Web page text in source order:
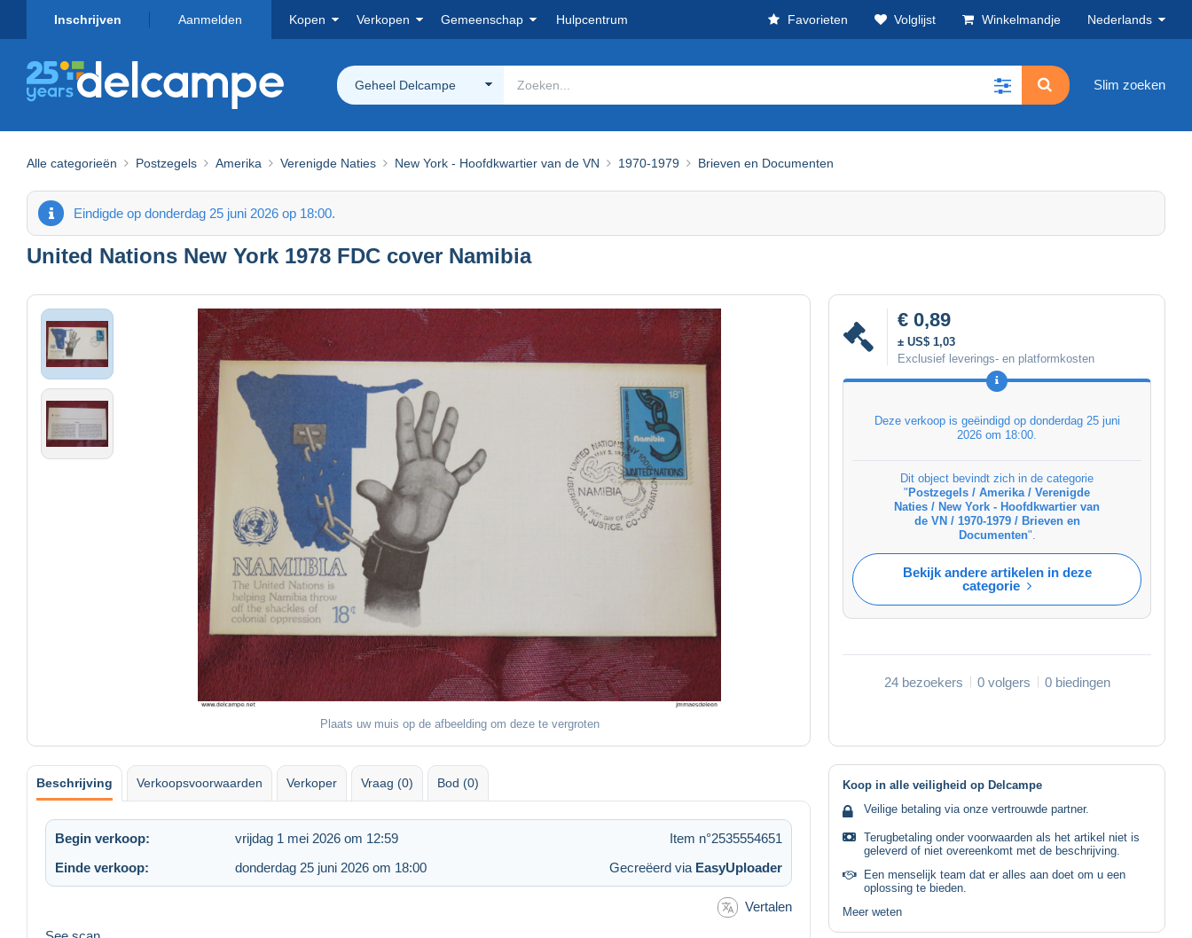
Inschrijven Aanmelden Kopen Verkopen Gemeenschap Hulpcentrum Favorieten Volglijst Winkelmandje Nederlands
Geheel Delcampe Slim zoeken
Alle categorieën Postzegels Amerika Verenigde Naties New York - Hoofdkwartier van de VN 1970-1979 Brieven en Documenten
Eindigde op donderdag 25 juni 2026 op 18:00.
United Nations New York 1978 FDC cover Namibia
Plaats uw muis op de afbeelding om deze te vergroten
€ 0,89
± US$ 1,03
Exclusief leverings- en platformkosten
Deze verkoop is geëindigd op donderdag 25 juni
2026 om 18:00
Dit object bevindt zich in de categorie
" Postzegels / Amerika / Verenigde
Naties / New York - Hoofdkwartier van
de VN / 1970-1979 / Brieven en
Documenten".
Bekijk andere artikelen in deze
categorie
24 bezoekers 0 volgers 0 biedingen
Beschrijving Verkoopsvoorwaarden Verkoper Vraag (0) Bod (0)
Begin verkoop: vrijdag 1 mei 2026 om 12:59
Item n°2535554651
Einde verkoop:
donderdag 25 juni 2026 om 18:00 Gecreëerd via EasyUploader
Vertalen
Koop in alle veiligheid op Delcampe
Veilige betaling via onze vertrouwde partner.
Terugbetaling onder voorwaarden als het artikel niet is
geleverd of niet overeenkomt met de beschrijving.
Een menselijk team dat er alles aan doet om u een
oplossing te bieden.
Meer weten